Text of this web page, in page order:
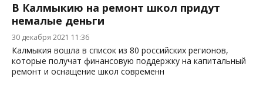
В Калмыкию на ремонт школ придут
немалые деньги
30 декабря 2021 11:36
Калмыкия вошла в список из 80 российских регионов,
которые получат финансовую поддержку на капитальный
ремонт и оснащение школ современн